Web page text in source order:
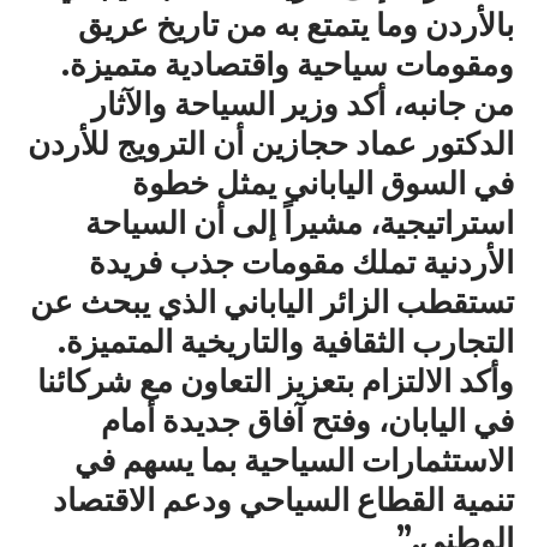
بالأردن وما يتمتع به من تاريخ عريق
ومقومات سياحية واقتصادية متميزة.
من جانبه، أكد وزير السياحة والآثار
الدكتور عماد حجازين أن الترويج للأردن
في السوق الياباني يمثل خطوة
استراتيجية، مشيراً إلى أن السياحة
الأردنية تملك مقومات جذب فريدة
تستقطب الزائر الياباني الذي يبحث عن
التجارب الثقافية والتاريخية المتميزة.
وأكد الالتزام بتعزيز التعاون مع شركائنا
في اليابان، وفتح آفاق جديدة أمام
الاستثمارات السياحية بما يسهم في
تنمية القطاع السياحي ودعم الاقتصاد
الوطني.”